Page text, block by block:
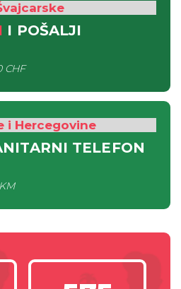
I POŠALJI
CHF
i Hercegovine
TELEFON